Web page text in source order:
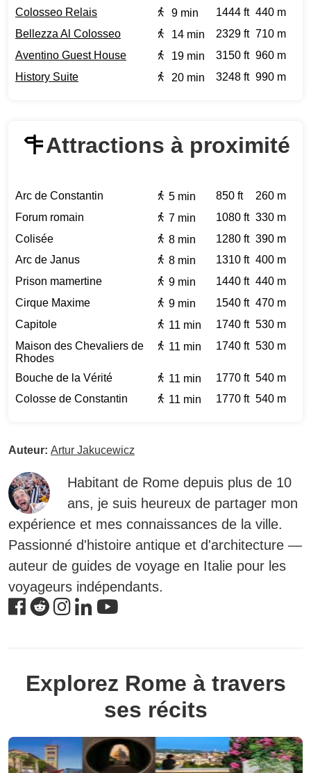
Colosseo Relais
9 min 1444 ft 440 m
Bellezza Al Colosseo
14 min 2329 ft 710 m
Aventino Guest House
19 min 3150 ft 960 m
History Suite
20 min 3248 ft 990 m
Attractions à proximité
Arc de Constantin 5 min 850 ft
260 m
Forum romain
7 min 1080 ft 330 m
Colisée
8 min 1280 ft 390 m
Arc de Janus
8 min 1310 ft 400 m
Prison mamertine
9 min 1440 ft 440 m
Cirque Maxime
9 min 1540 ft 470 m
Capitole
11 min 1740 ft 530 m
Maison des Chevaliers de
Rhodes
11 min 1740 ft 530 m
Bouche de la Vérité 11 min 1770 ft 540 m
Colosse de Constantin
11 min 1770 ft 540 m
Auteur: Artur Jakucewicz
Habitant de Rome depuis plus de 10
ans, je suis heureux de partager mon
expérience et mes connaissances de la ville.
Passionné d'histoire antique et d'architecture —
auteur de guides de voyage en Italie pour les
voyageurs indépendants.
Explorez Rome à travers
ses récits